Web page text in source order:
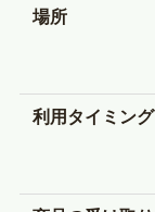
場所
利用タイミング